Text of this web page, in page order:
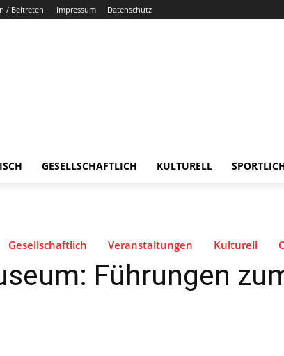
/ Beitreten Impressum Datenschutz
GESELLSCHAFTLICH KULTURELL
Gesellschaftlich Veranstaltungen Kulturell
Führungen